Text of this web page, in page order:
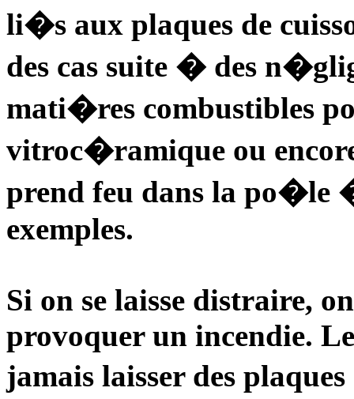
li�s aux plaques de
des cas suite � des
mati�res combustibles
vitroc�ramique ou
prend feu dans la po�le
exemples.
Si on se laisse distraire,
provoquer un incendie.
jamais laisser des